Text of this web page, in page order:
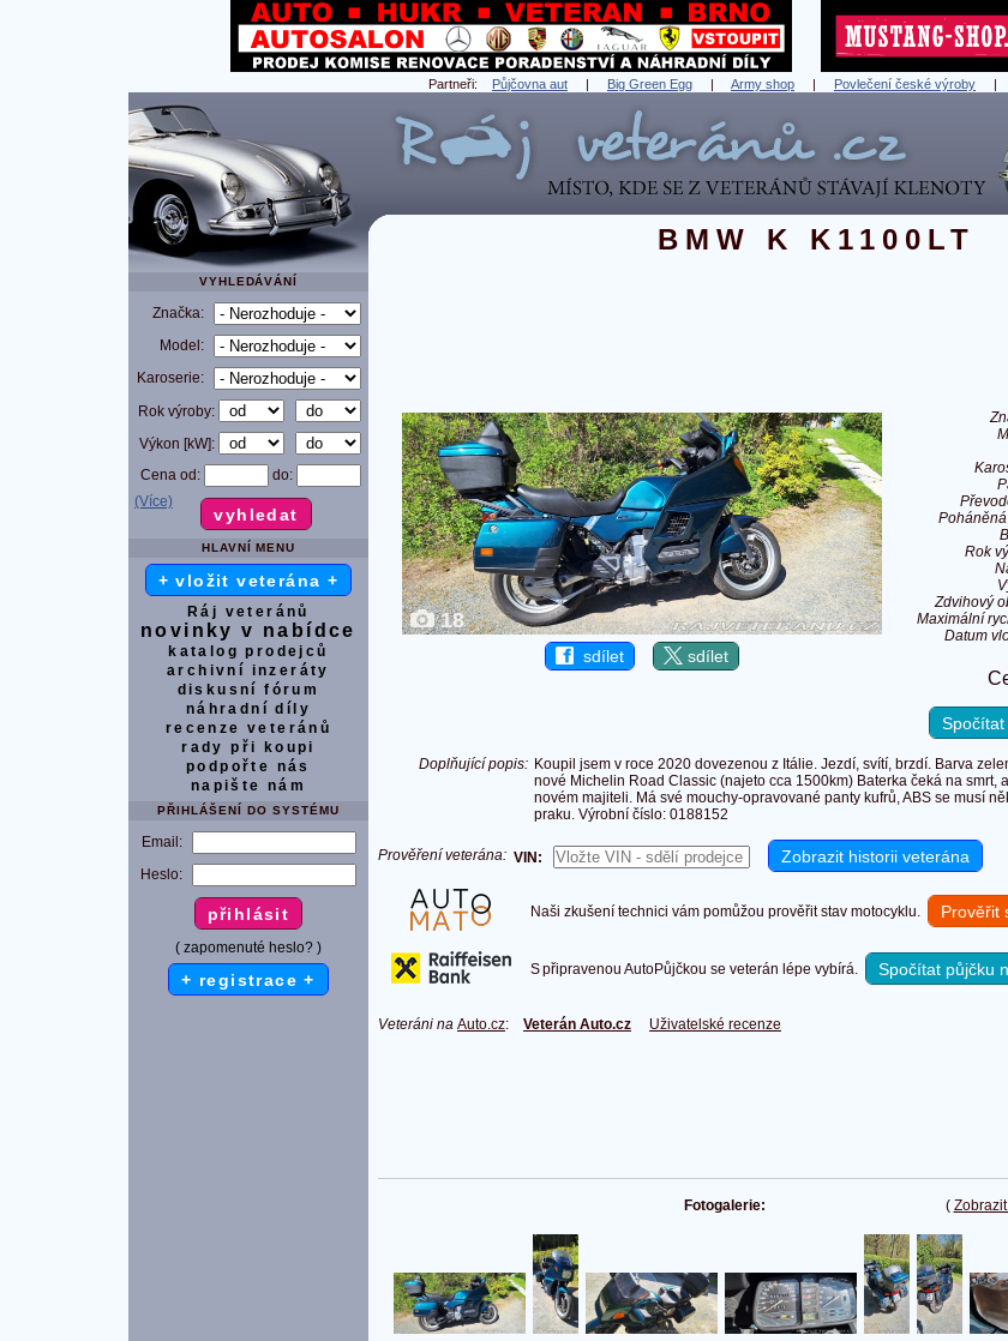
Partneři: Půjčovna aut | Big Green Egg | Army shop | Povlečení české výroby |
BMW K K1100LT
VYHLEDÁVÁNÍ
Značka:
Model:
Karoserie:
Rok výroby:
Výkon [kW]:
Cena od:
do:
(Více)
HLAVNÍ MENU
+ vložit veterána +
Ráj veteránů
novinky v nabídce
katalog prodejců
archivní inzeráty
diskusní fórum
náhradní díly
recenze veteránů
rady při koupi
podpořte nás
napište nám
PŘIHLÁŠENÍ DO SYSTÉMU
Email:
Heslo:
( zapomenuté heslo? )
+ registrace +
18
sdílet sdílet
Rok
Zdvihový
Maximální
Datum
Doplňující popis: Koupil jsem v roce 2020 dovezenou z Itálie. Jezdí, svítí, brzdí. Barva
nové Michelin Road Classic (najeto cca 1500km) Baterka čeká na smrt,
novém majiteli. Má své mouchy-opravované panty kufrů, ABS se musí
praku. Výrobní číslo: 0188152
Prověření veterána: VIN:
Naši zkušení technici vám pomůžou prověřit stav motocyklu. Prověřit
S připravenou AutoPůjčkou se veterán lépe vybírá. Spočítat půjčku
Veteráni na Auto.cz: Veterán Auto.cz Uživatelské recenze
(
Fotogalerie: